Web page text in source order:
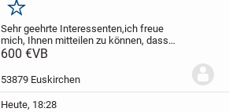
Merken
Sehr geehrte Interessenten,ich freue
mich, Ihnen mitteilen zu können, dass
eine reinrassige Perser Katze zum
03.07.2026geboren und ist nun bereit, ab
600 €VB
53879 Euskirchen
Heute, 18:28